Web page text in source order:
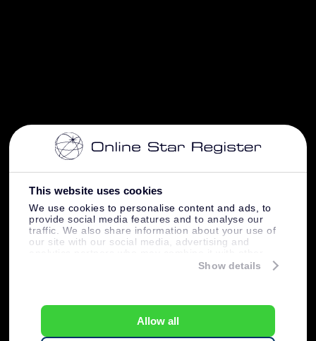
This website uses cookies
We use cookies to personalise content and ads, to
provide social media features and to analyse our
traffic. We also share information about your use of
our site with our social media, advertising and
information that you’ve provided to them or that
Show details
Allow all